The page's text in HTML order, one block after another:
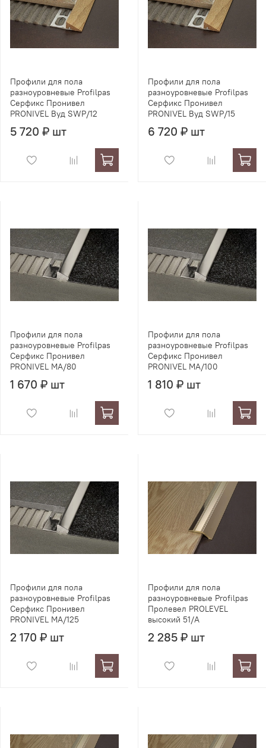
Профили для пола
разноуровневые Profilpas
Серфикс Пронивел
PRONIVEL Вуд SWP/12
5 720 ₽ шт
Профили для пола
разноуровневые Profilpas
Серфикс Пронивел
PRONIVEL Вуд SWP/15
6 720 ₽ шт
Профили для пола
разноуровневые Profilpas
Серфикс Пронивел
PRONIVEL MA/80
1 670 ₽ шт
Профили для пола
разноуровневые Profilpas
Серфикс Пронивел
PRONIVEL MA/100
1 810 ₽ шт
Профили для пола
разноуровневые Profilpas
Серфикс Пронивел
PRONIVEL MA/125
2 170 ₽ шт
Профили для пола
разноуровневые Profilpas
Пролевел PROLEVEL
высокий 51/A
2 285 ₽ шт